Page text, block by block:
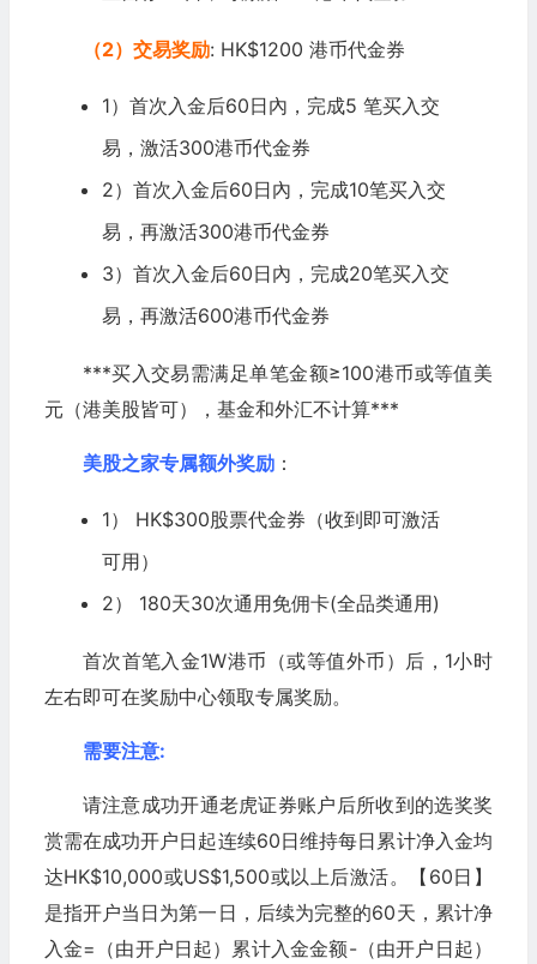
（2）交易奖励: HK$1200 港币代金券
1）首次入金后60日內，完成5 笔买入交
易，激活300港币代金券
2）首次入金后60日內，完成10笔买入交
易，再激活300港币代金券
3）首次入金后60日內，完成20笔买入交
易，再激活600港币代金券
***买入交易需满足单笔金额≥100港币或等值美
元（港美股皆可），基金和外汇不计算***
美股之家专属额外奖励：
1） HK$300股票代金券（收到即可激活
可用）
2） 180天30次通用免佣卡(全品类通用)
首次首笔入金1W港币（或等值外币）后，1小时
左右即可在奖励中心领取专属奖励。
需要注意:
请注意成功开通老虎证券账户后所收到的选奖奖
赏需在成功开户日起连续60日维持每日累计净入金均
达HK$10,000或US$1,500或以上后激活。【60日】
是指开户当日为第一日，后续为完整的60天，累计净
入金=（由开户日起）累计入金金额-（由开户日起）